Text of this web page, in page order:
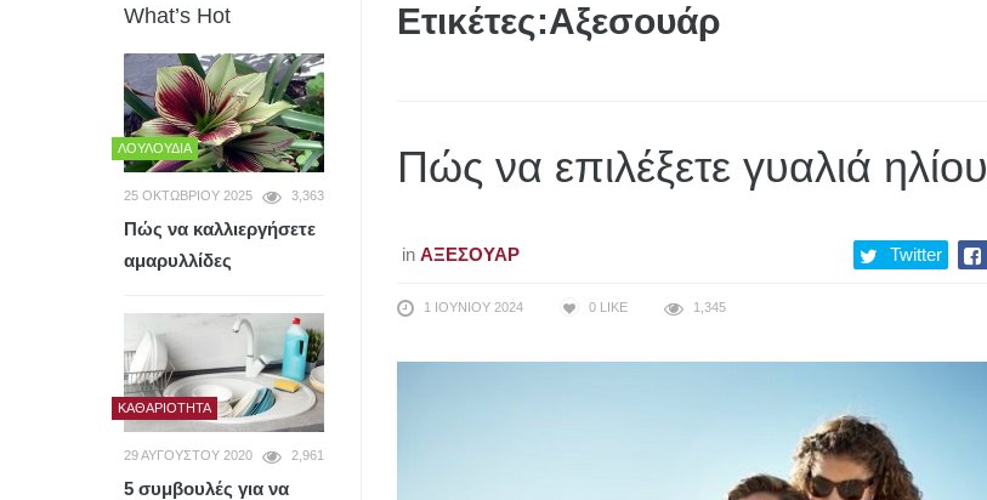
Ετικέτες:Αξεσουάρ
Πώς να επιλέξετε γυαλιά ηλίου
in ΑΞΕΣΟΥΆΡ Twitter
1 ΙΟΥΝΊΟΥ 2024 0 LIKE 1,345
What’s Hot
ΛΟΥΛΟΎΔΙΑ
25 ΟΚΤΩΒΡΊΟΥ 2025 3,363
Πώς να καλλιεργήσετε
αμαρυλλίδες
ΚΑΘΑΡΙΌΤΗΤΑ
29 ΑΥΓΟΎΣΤΟΥ 2020 2,961
5 συμβουλές για να